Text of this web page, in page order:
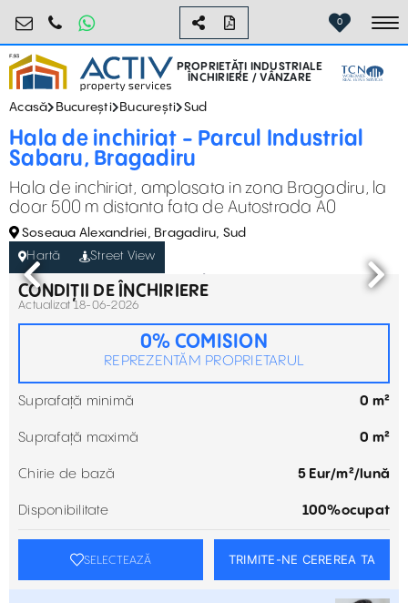
industrial@activpropertyservices.ro
0755.795.795 0
PROPRIETĂȚI INDUSTRIALE
ÎNCHIRIERE / VÂNZARE
Acasă București București Sud
Hala de inchiriat - Parcul Industrial
Sabaru, Bragadiru
Hala de inchiriat, amplasata in zona Bragadiru, la
doar 500 m distanta fata de Autostrada A0
Soseaua Alexandriei, Bragadiru, Sud
Hartă
Street View
CONDIȚII DE ÎNCHIRIERE
Actualizat 18-06-2026
0% COMISION
REPREZENTĂM PROPRIETARUL
Suprafață minimă 0 m²
Suprafață maximă 0 m²
Chirie de bază 5 Eur/m²/lună
Disponibilitate 100%ocupat
SELECTEAZĂ TRIMITE-NE CEREREA TA